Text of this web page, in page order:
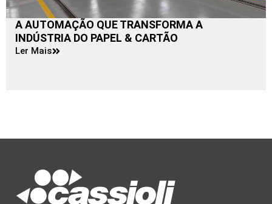
A AUTOMAÇÃO QUE TRANSFORMA A
INDÚSTRIA DO PAPEL & CARTÃO
Ler Mais